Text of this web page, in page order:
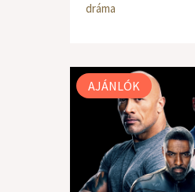
dráma
AJÁNLÓK